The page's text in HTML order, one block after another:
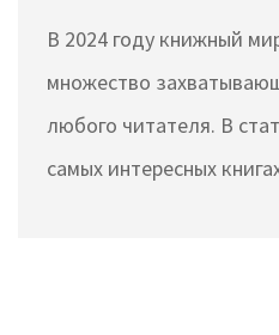
В 2024 году книжный
множество
любого читателя. В
самых интересных